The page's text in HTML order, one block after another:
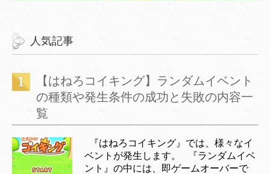
人気記事
【はねろコイキング】ランダムイベント
の種類や発生条件の成功と失敗の内容一
覧
『はねろコイキング』では、様々なイ
ベントが発生します。 『ランダムイベ
ント』の中には、即ゲームオーバーで